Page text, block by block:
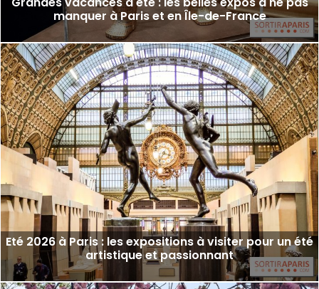
manquer à Paris et en Île-de-France
Eté 2026 à Paris : les expositions à visiter pour un été
artistique et passionnant